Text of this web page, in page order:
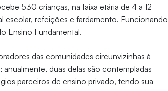
530 crianças, na faixa etária de 4 a 12
escolar, refeições e fardamento. Funcionando
Ensino Fundamental.
das comunidades circunvizinhas à
anualmente, duas delas são contempladas
parceiros de ensino privado, tendo sua